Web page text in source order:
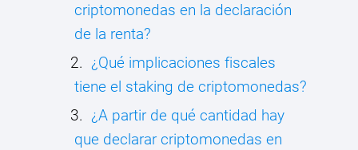
criptomonedas en la declaración
de la renta?
¿Qué implicaciones fiscales
tiene el staking de criptomonedas?
¿A partir de qué cantidad hay
que declarar criptomonedas en